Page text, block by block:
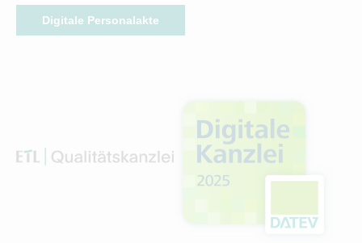
Digitale Personalakte